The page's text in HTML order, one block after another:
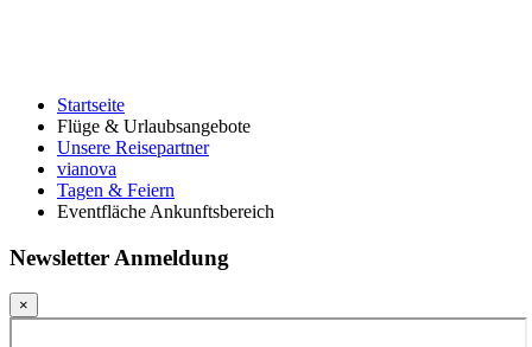
Startseite
Flüge & Urlaubsangebote
Unsere Reisepartner
vianova
Tagen & Feiern
Eventfläche Ankunftsbereich
Newsletter Anmeldung
×